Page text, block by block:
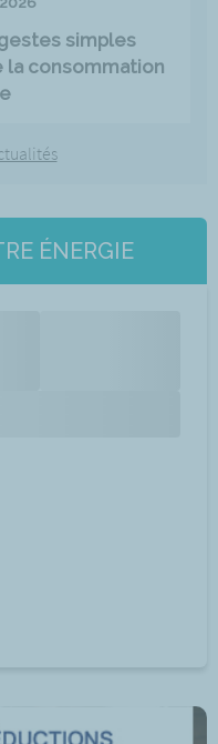
simples
la consommation
ÉNERGIE